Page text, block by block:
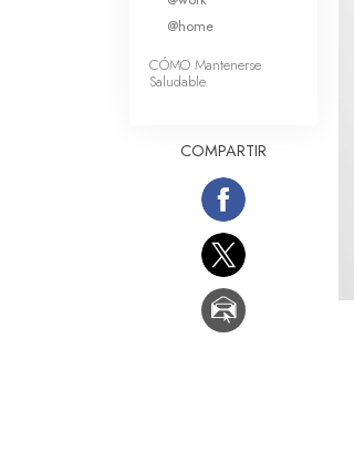
@home
CÓMO Mantenerse
Saludable
COMPARTIR